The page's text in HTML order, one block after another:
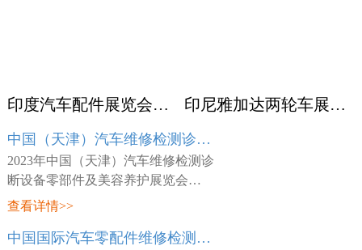
印度汽车配件展览会ACMA 印尼雅加达两轮车展览会 INABIKE
中国（天津）汽车维修检测诊断设备零部件及美容养护展览会 AMR
2023年中国（天津）汽车维修检测诊
断设备零部件及美容养护展览会
（AMR），展会时间：2023年03月23
咸水沽镇国展大道888号-国家会展中
查看详情>>
中国国际汽车零配件维修检测诊断设备及服务用品展览会 Automechanika Shanghai